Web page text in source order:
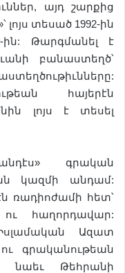
այդ շարքից
լոյս տեսած 1992-ին
ին: Թարգմանել է
բանաստեղծ՝
հայերէն
լոյս է տեսել
գրական
կազմի անդամ:
ռադիոժամի հետ՝
հաղորդավար:
Ազատ
գրականութեան
նաեւ Թեհրանի